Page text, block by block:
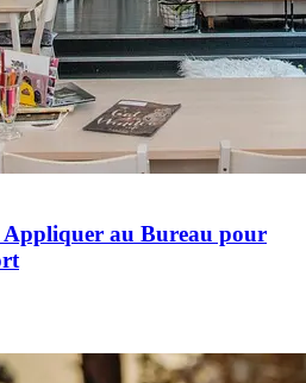
Appliquer au Bureau pour